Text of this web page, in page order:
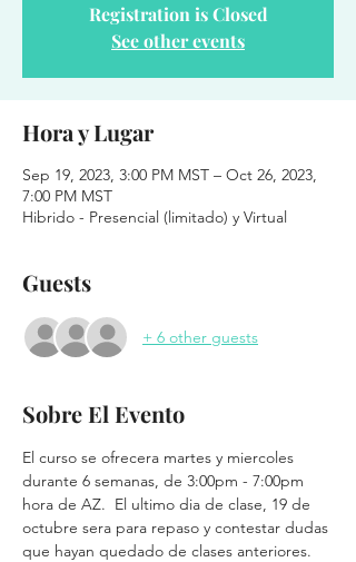
Registration is Closed
See other events
Hora y Lugar
Sep 19, 2023, 3:00 PM MST – Oct 26, 2023,
7:00 PM MST
Hibrido - Presencial (limitado) y Virtual
Guests
+ 6 other guests
Sobre El Evento
El curso se ofrecera martes y miercoles
durante 6 semanas, de 3:00pm - 7:00pm
hora de AZ.  El ultimo dia de clase, 19 de
octubre sera para repaso y contestar dudas
que hayan quedado de clases anteriores.